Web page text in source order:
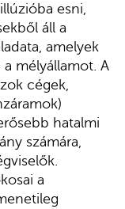
esni,
áll a
amelyek
mélyállamot. A
cégek,
hatalmi
számára,
a